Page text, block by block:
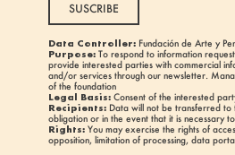
SUSCRIBE
Data Controller:Fundación de Arte y
Purpose:To respond to information
provide interested parties with commercial
and/or services through our newsletter.
of the foundation
Legal Basis:Consent of the interested
Recipients:Data will not be transferred to
obligation or in the event that it is necessary
Rights:You may exercise the rights of
opposition, limitation of processing, data